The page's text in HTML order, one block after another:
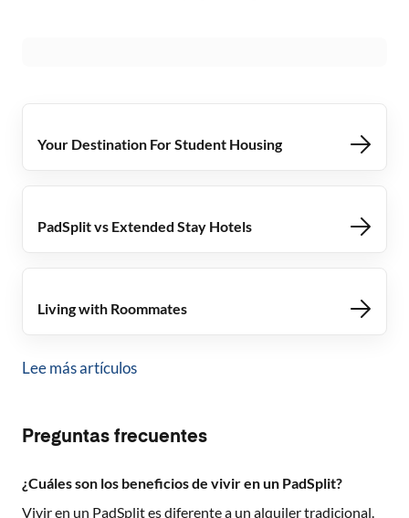
Your Destination For Student Housing
PadSplit vs Extended Stay Hotels
Living with Roommates
Lee más artículos
Preguntas frecuentes
¿Cuáles son los beneficios de vivir en un PadSplit?
Vivir en un PadSplit es diferente a un alquiler tradicional.